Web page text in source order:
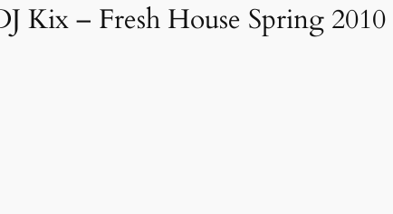
Kix – Fresh House Spring